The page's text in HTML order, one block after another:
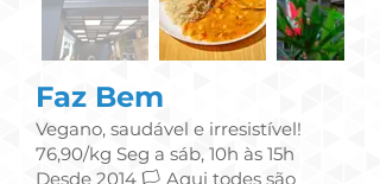
Faz Bem
Vegano, saudável e irresistível!
76,90/kg Seg a sáb, 10h às 15h
Desde 2014 🏳️‍ Aqui todes são